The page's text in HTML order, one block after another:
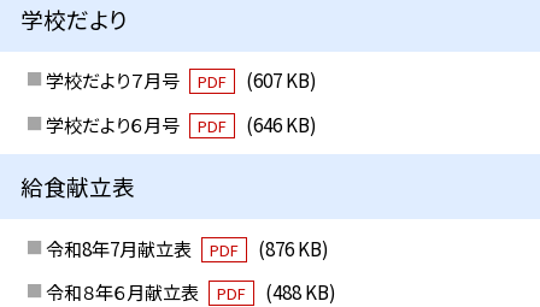
学校だより
学校だより７月号 PDF
(607 KB)
学校だより６月号
PDF (646 KB)
給食献立表
令和8年7月献立表 PDF
(876 KB)
令和８年６月献立表
PDF (488 KB)